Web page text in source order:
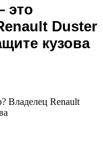
это
Duster
кузова
Владелец Renault